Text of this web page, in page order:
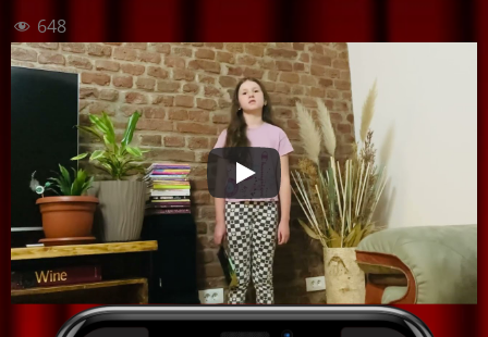
648